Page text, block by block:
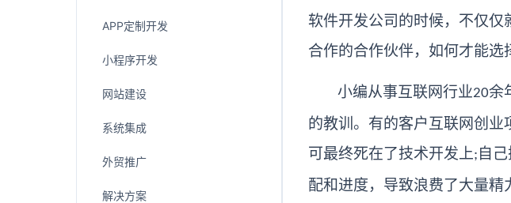
APP定制开发
小程序开发
网站建设
系统集成
外贸推广
解决方案
软件开发公司的时候，不仅
合作的合作伙伴，如何才能选
小编从事互联网行业20余
的教训。有的客户互联网创业
可最终死在了技术开发上; 自
配和进度，导致浪费了大量